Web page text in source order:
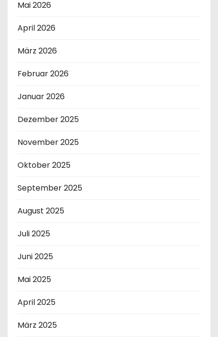
Mai 2026
April 2026
März 2026
Februar 2026
Januar 2026
Dezember 2025
November 2025
Oktober 2025
September 2025
August 2025
Juli 2025
Juni 2025
Mai 2025
April 2025
März 2025